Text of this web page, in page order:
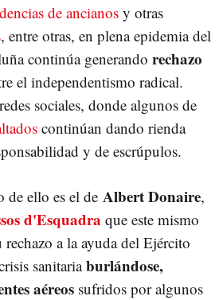
de ancianos y otras
, entre otras, en plena epidemia del
continúa generando rechazo
el independentismo radical.
sociales, donde algunos de
continúan dando rienda
y de escrúpulos.
ello es el de Albert Donaire,
d'Esquadra que este mismo
rechazo a la ayuda del Ejército
sanitariaburlándose,
aéreos sufridos por algunos